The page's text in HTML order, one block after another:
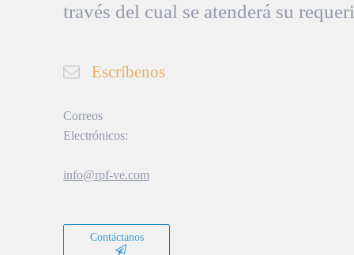
través del cual se atenderá su
Escríbenos
Correos
Electrónicos:
info@rpf-ve.com
Contáctanos